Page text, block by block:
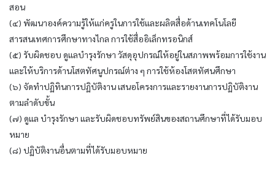
สอน
(๔) พัฒนาองค์ความรู้ให้แก่ครูในการใช้และผลิตสื่อด้านเทคโนโลยี
สารสนเทศการศึกษาทางไกล การใช้สื่ออิเล็กทรอนิกส์
(๕) รับผิดชอบ ดูแลบำรุงรักษา วัสดุอุปกรณ์ให้อยู่ในสภาพพร้อมการใช้งาน
และให้บริการด้านโสตทัศนูปกรณ์ต่าง ๆ การใช้ห้องโสตทัศนศึกษา
(๖) จัดทำปฏิทินการปฏิบัติงาน เสนอโครงการและรายงานการปฏิบัติงาน
ตามลำดับขั้น
(๗) ดูแล บำรุงรักษา และรับผิดชอบทรัพย์สินของสถานศึกษาที่ได้รับมอบ
หมาย
(๘) ปฏิบัติงานอื่นตามที่ได้รับมอบหมาย